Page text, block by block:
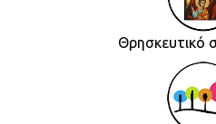
Θρησκευτικό